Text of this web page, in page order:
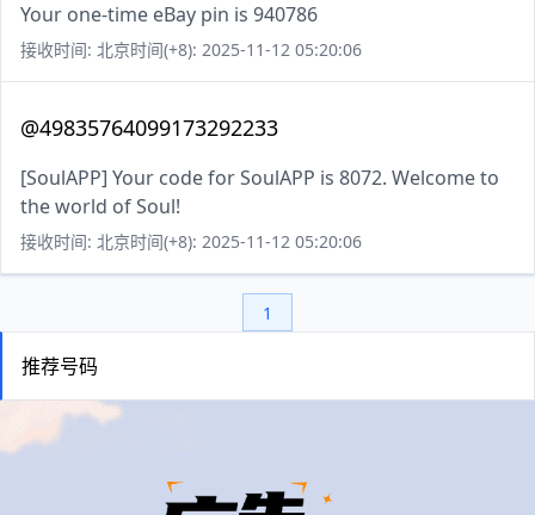
Your one-time eBay pin is 940786
接收时间: 北京时间(+8): 2025-11-12 05:20:06
@49835764099173292233
[SoulAPP] Your code for SoulAPP is 8072. Welcome to
the world of Soul!
接收时间: 北京时间(+8): 2025-11-12 05:20:06
1
推荐号码